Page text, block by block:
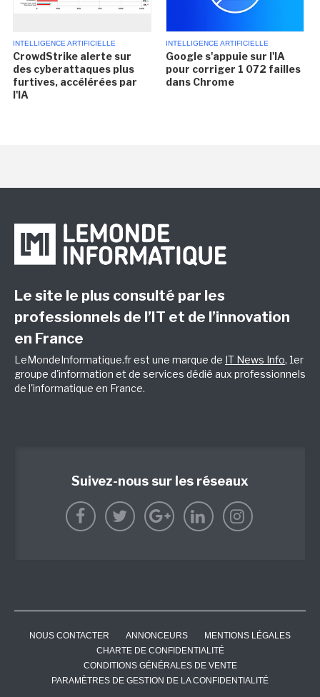
INTELLIGENCE ARTIFICIELLE
CrowdStrike alerte sur
des cyberattaques plus
furtives, accélérées par
l'IA
INTELLIGENCE ARTIFICIELLE
Google s'appuie sur l'IA
pour corriger 1 072 failles
dans Chrome
Le site le plus consulté par les
professionnels de l’IT et de l’innovation
en France
LeMondeInformatique.fr est une marque de IT News Info, 1er
groupe d'information et de services dédié aux professionnels
de l'informatique en France.
Suivez-nous sur les réseaux
NOUS CONTACTER ANNONCEURS
MENTIONS LÉGALES
CHARTE DE CONFIDENTIALITÉ
CONDITIONS GÉNÉRALES DE VENTE
PARAMÈTRES DE GESTION DE LA CONFIDENTIALITÉ